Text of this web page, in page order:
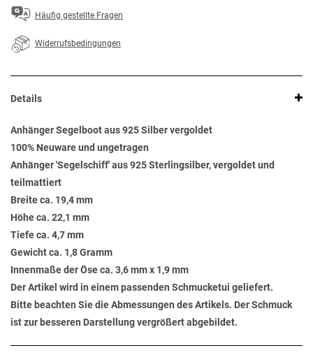
Häufig gestellte Fragen
Widerrufsbedingungen
Details
Anhänger Segelboot aus 925 Silber vergoldet
100% Neuware und ungetragen
Anhänger 'Segelschiff' aus 925 Sterlingsilber, vergoldet und
teilmattiert
Breite ca. 19,4 mm
Höhe ca. 22,1 mm
Tiefe ca. 4,7 mm
Gewicht ca. 1,8 Gramm
Innenmaße der Öse ca. 3,6 mm x 1,9 mm
Der Artikel wird in einem passenden Schmucketui geliefert.
Bitte beachten Sie die Abmessungen des Artikels. Der Schmuck
ist zur besseren Darstellung vergrößert abgebildet.